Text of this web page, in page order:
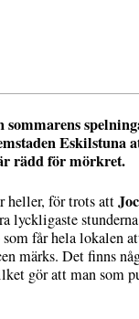
Eskilstuna
rädd för mörkret.
heller, för trots att
lyckligaste
får hela lokalen
märks. Det finns
gör att man som